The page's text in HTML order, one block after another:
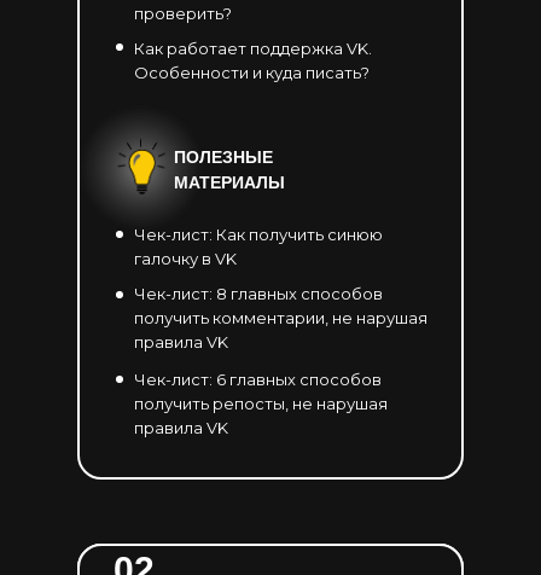
ПОЛЕЗНЫЕ
МАТЕРИАЛЫ
Как работает поддержка VK.
Особенности и куда писать?
проверить?
Чек-лист: 8 главных способов
получить комментарии, не нарушая
правила VK
Чек-лист: Как получить синюю
галочку в VK
Чек-лист: 6 главных способов
получить репосты, не нарушая
правила VK